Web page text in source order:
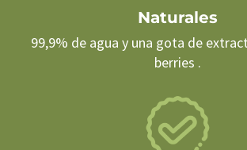
Naturales
99,9% de agua y una gota de
berries .